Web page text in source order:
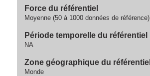
Force du référentiel
Moyenne (50 à 1000 données de référence)
Période temporelle du référentiel
NA
Zone géographique du référentiel
Monde